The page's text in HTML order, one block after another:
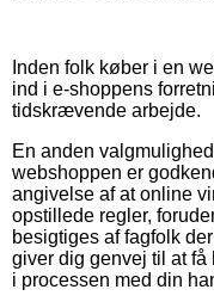
Inden folk køber i en
ind i e-shoppens
tidskrævende arbejde.
En anden
webshoppen er
angivelse af at online
opstillede regler,
besigtiges af fagfolk
giver dig genvej til at
i processen med din